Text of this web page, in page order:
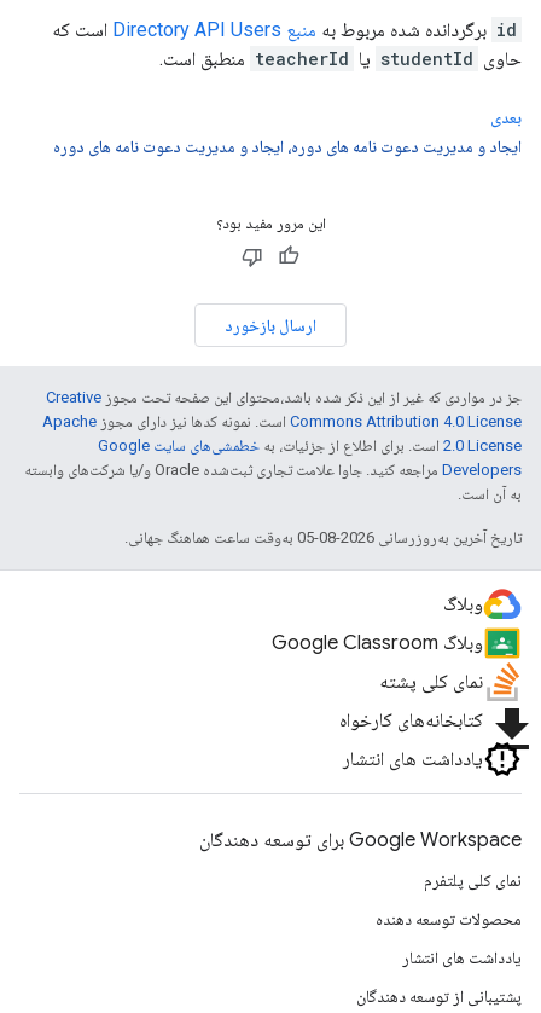
id برگردانده شده مربوط به منبع Directory API Users
است که
حاوی
studentId یا teacherId منطبق است.
بعدی
ایجاد و مدیریت دعوت نامه های دوره، ایجاد و مدیریت دعوت نامه های دوره
این مرور مفید بود؟
ارسال بازخورد
جز در مواردی که غیر از این ذکر شده باشد،‌محتوای این صفحه تحت مجوز Creative
Commons Attribution 4.0 License است. نمونه کدها نیز دارای مجوز Apache
2.0 License است. برای اطلاع از جزئیات، به
خطمشی‌های سایت Google
Developers‏
مراجعه کنید. جاوا علامت تجاری ثبت‌شده Oracle و/یا شرکت‌های وابسته
به آن است.
تاریخ آخرین به‌روزرسانی 2026-08-05 به‌وقت ساعت هماهنگ جهانی.
وبلاگ
وبلاگ Google Classroom
نمای کلی پشته
file_download کتابخانه‌های کارخواه
یادداشت های انتشار
Google Workspace برای توسعه دهندگان
نمای کلی پلتفرم
محصولات توسعه دهنده
یادداشت های انتشار
پشتیبانی از توسعه دهندگان